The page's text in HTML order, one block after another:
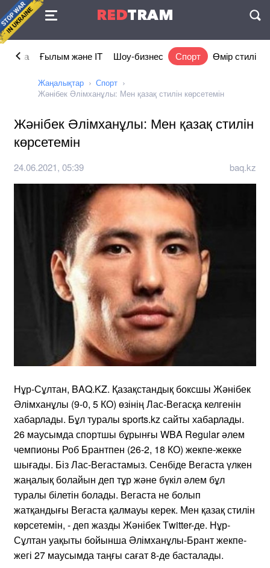
REDTRAM
Келісімі
Ғылым және IT Шоу-бизнес Спорт Өмір стилі
Жаңалықтар
Спорт
Жәнібек Әлімханұлы: Мен қазақ стилін көрсетемін
Жәнібек Әлімханұлы: Мен қазақ стилін
көрсетемін
24.06.2021, 05:39 baq.kz
Нұр-Сұлтан, BAQ.KZ. Қазақстандық боксшы Жәнібек
Әлімханұлы (9-0, 5 КО) өзінің Лас-Вегасқа келгенін
хабарлады. Бұл туралы sports.kz сайты хабарлады.
26 маусымда спортшы бұрынғы WBA Regular әлем
чемпионы Роб Брантпен (26-2, 18 КО) жекпе-жекке
шығады. Біз Лас-Вегастамыз. Сенбіде Вегаста үлкен
жаңалық болайын деп тұр және бүкіл әлем бұл
туралы білетін болады. Вегаста не болып
жатқандығы Вегаста қалмауы керек. Мен қазақ стилін
көрсетемін, - деп жазды Жәнібек Тwitter-де. Нұр-
Сұлтан уақыты бойынша Әлімханұлы-Брант жекпе-
жегі 27 маусымда таңғы сағат 8-де басталады.